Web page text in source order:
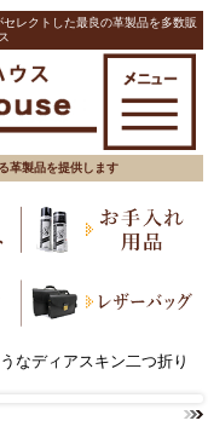
レクトした最良の革製品を多数販
革製品を提供します
なディアスキン二つ折り